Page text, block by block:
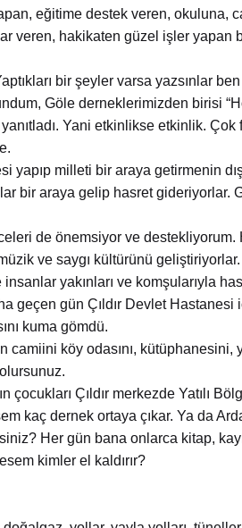
eğitime destek veren, okuluna,
veren, hakikaten güzel işler yapan
bir şeyler varsa yazsınlar
Göle derneklerimizden birisi
Yani etkinlikse etkinlik.
milleti bir araya getirmenin
bir araya gelip hasret gideriyorlar.
de önemsiyor ve destekliyorum.
ve saygı kültürünü
insanlar yakınları ve komşularıyla
geçen gün Çıldır Devlet
kuma gömdü.
camiini köy odasını, kütüphanesini,
Çıldır merkezde Yatılı
kaç dernek ortaya çıkar. Ya da
Her gün bana onlarca kitap,
kimler el kaldırır?